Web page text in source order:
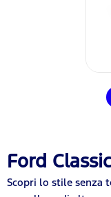
Ford
Scopri lo stile senza